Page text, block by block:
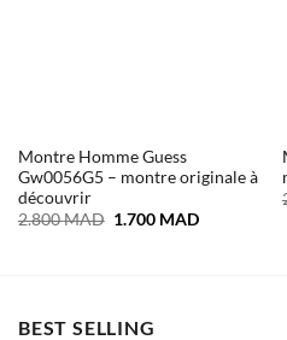
Montre Homme Guess
Gw0056G5 – montre originale à
découvrir
2.800MAD Le
1.700 MADLe
BEST SELLING